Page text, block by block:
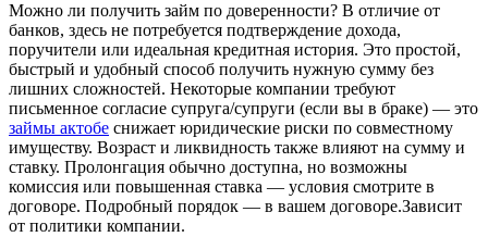
Можно ли получить займ по доверенности? В отличие от
банков, здесь не потребуется подтверждение дохода,
поручители или идеальная кредитная история. Это простой,
быстрый и удобный способ получить нужную сумму без
лишних сложностей. Некоторые компании требуют
письменное согласие супруга/супруги (если вы в браке) — это
займы актобе снижает юридические риски по совместному
имуществу. Возраст и ликвидность также влияют на сумму и
ставку. Пролонгация обычно доступна, но возможны
комиссия или повышенная ставка — условия смотрите в
договоре. Подробный порядок — в вашем договоре.Зависит
от политики компании.